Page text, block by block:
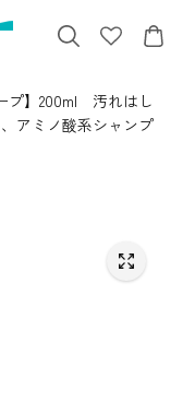
プ】200ml 汚れはし
アミノ酸系シャンプ